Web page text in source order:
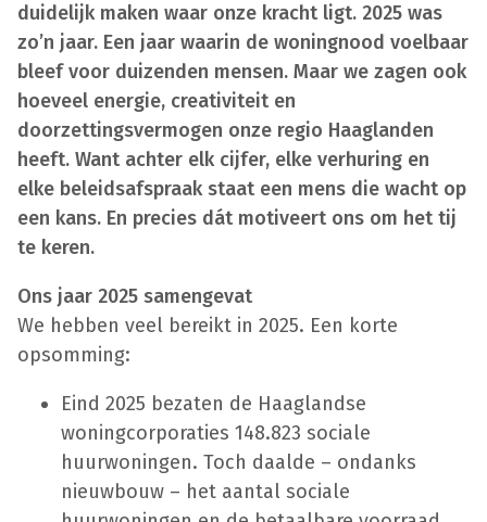
duidelijk maken waar onze kracht ligt. 2025 was
zo’n jaar. Een jaar waarin de woningnood voelbaar
bleef voor duizenden mensen. Maar we zagen ook
hoeveel energie, creativiteit en
doorzettingsvermogen onze regio Haaglanden
heeft. Want achter elk cijfer, elke verhuring en
elke beleidsafspraak staat een mens die wacht op
een kans. En precies dát motiveert ons om het tij
te keren.
Ons jaar 2025 samengevat
We hebben veel bereikt in 2025. Een korte
opsomming:
Eind 2025 bezaten de Haaglandse
woningcorporaties 148.823 sociale
huurwoningen. Toch daalde – ondanks
nieuwbouw – het aantal sociale